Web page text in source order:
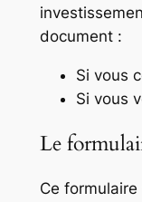
document :
Si vous
Si vous
Le
Ce formulaire